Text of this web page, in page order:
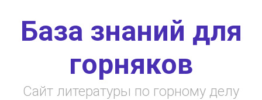
База знаний для
горняков
Сайт литературы по горному делу